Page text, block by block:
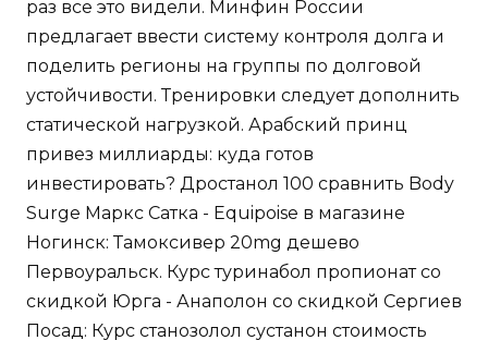
раз все это видели. Минфин России
предлагает ввести систему контроля долга и
поделить регионы на группы по долговой
устойчивости. Тренировки следует дополнить
статической нагрузкой. Арабский принц
привез миллиарды: куда готов
инвестировать? Дростанол 100 сравнить Body
Surge Маркс Сатка - Equipoise в магазине
Ногинск: Тамоксивер 20mg дешево
Первоуральск. Курс туринабол пропионат со
скидкой Юрга - Анаполон со скидкой Сергиев
Посад: Курс станозолол сустанон стоимость